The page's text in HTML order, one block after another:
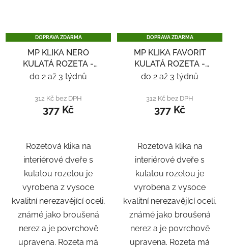
DOPRAVA ZDARMA
MP KLIKA NERO
KULATÁ ROZETA -
NEREZ
do 2 až 3 týdnů
312 Kč bez DPH
377 Kč
Rozetová klika na
interiérové ​​dveře s
kulatou rozetou je
vyrobena z vysoce
kvalitní nerezavějící oceli,
známé jako broušená
nerez a je povrchově
upravena. Rozeta má
DOPRAVA ZDARMA
MP KLIKA FAVORIT
KULATÁ ROZETA -
NEREZ
do 2 až 3 týdnů
312 Kč bez DPH
377 Kč
Rozetová klika na
interiérové ​​dveře s
kulatou rozetou je
vyrobena z vysoce
kvalitní nerezavějící oceli,
známé jako broušená
nerez a je povrchově
upravena. Rozeta má